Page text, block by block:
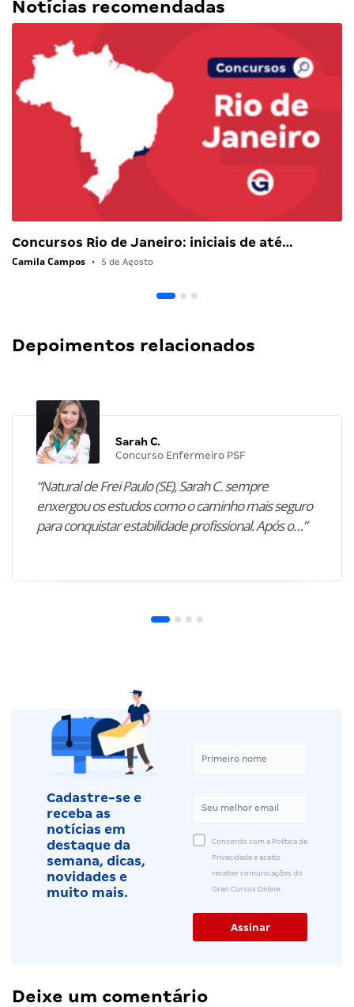
Notícias recomendadas
Concursos Rio de Janeiro: iniciais de até…
Camila Campos • 5 de Agosto
Depoimentos relacionados
Sarah C.
Concurso Enfermeiro PSF
“Natural de Frei Paulo (SE), Sarah C. sempre
enxergou os estudos como o caminho mais seguro
para conquistar estabilidade profissional. Após o…”
Cadastre-se e
receba as
notícias em
destaque da
semana, dicas,
novidades e
muito mais.
Concordo com a Política de
Privacidade e aceito
receber comunicações do
Gran Cursos Online.
Deixe um comentário